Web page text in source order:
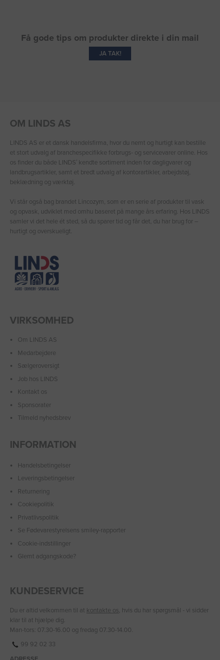
Få gode tips om produkter direkte i din mail
JA TAK!
OM LINDS AS
LINDS AS er et dansk handelsfirma, hvor du nemt og hurtigt kan bestille
et stort udvalg af branchespecifikke forbrugs- og servicevarer online. Hos
os finder du både LINDS′ kendte sortiment inden for dagligvarer og
landbrugsartikler, samt et bredt udvalg af kontorartikler, arbejdstøj,
beklædning og værktøj.
Vi står også bag brandet Lincozym, som er en serie af produkter til vask
og opvask, udviklet med omhu baseret på mange års erfaring. Hos LINDS
samler vi det hele ét sted, så du sparer tid og får det, du har brug for –
hurtigt og overskueligt.
VIRKSOMHED
Om LINDS AS
Medarbejdere
Sælgeroversigt
Job hos LINDS
Kontakt os
Sponsorater
Tilmeld nyhedsbrev
INFORMATION
Handelsbetingelser
Leveringsbetingelser
Returnering
Cookiepolitik
Privatlivspolitik
Se Fødevarestyrelsens smiley-rapporter
Cookie-indstillinger
Glemt adgangskode?
KUNDESERVICE
Du er altid velkommen til at kontakte os, hvis du har spørgsmål - vi sidder
klar til at hjælpe dig.
Man-tors: 07.30-16.00 og fredag 07.30-14.00.
99 92 02 33